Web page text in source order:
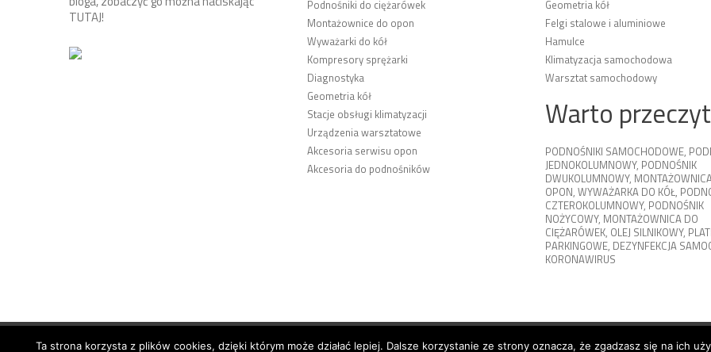
TUTAJ!
Podnośniki do ciężarówek
Montażownice do opon
Wyważarki do kół
Kompresory sprężarki
Diagnostyka
Geometria kół
Stacje obsługi klimatyzacji
Urządzenia warsztatowe
Akcesoria serwisu opon
Akcesoria do podnośników
Geometria kół
Felgi stalowe i aluminiowe
Hamulce
Klimatyzacja samochodowa
Warsztat samochodowy
Warto
PODNOŚNIKI SAMOCHODOWE,
JEDNOKOLUMNOWY, PODNOŚNIK
DWUKOLUMNOWY,
OPON, WYWAŻARKA DO KÓŁ,
CZTEROKOLUMNOWY, PODNOŚNIK
NOŻYCOWY, MONTAŻOWNICA DO
CIĘŻARÓWEK, OLEJ SILNIKOWY,
PARKINGOWE, DEZYNFEKCJA
KORONAWIRUS
Ta strona korzysta z plików cookies, dzięki którym może działać lepiej. Dalsze korzystanie ze strony oznacza, że zgadzasz się na ich